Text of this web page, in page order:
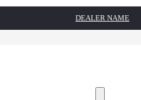
DEALER NAME